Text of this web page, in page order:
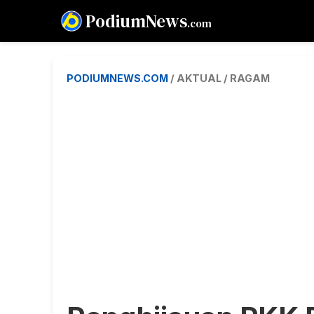
PodiumNews.com
PODIUMNEWS.COM / AKTUAL / RAGAM